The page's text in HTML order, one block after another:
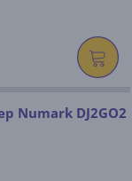
Numark DJ2GO2